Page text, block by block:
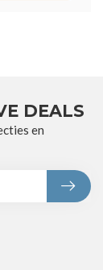
DEALS
en